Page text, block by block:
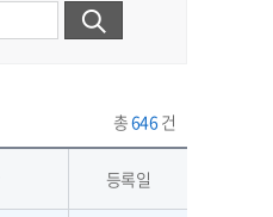
총646건
등록일